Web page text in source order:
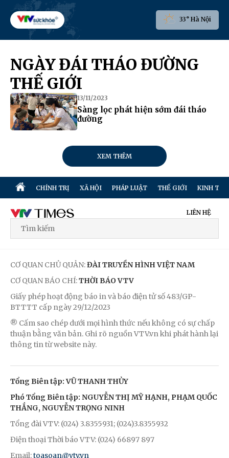
33° Hà Nội
NGÀY ĐÁI THÁO ĐƯỜNG
THẾ GIỚI
13/11/2023
Sàng lọc phát hiện sớm đái tháo
đường
XEM THÊM
CHÍNH TRỊ XÃ HỘI PHÁP LUẬT THẾ GIỚI KINH TẾ
LIÊN HỆ
CƠ QUAN CHỦ QUẢN:ĐÀI TRUYỀN HÌNH VIỆT NAM
CƠ QUAN BÁO CHÍ:THỜI BÁO VTV
Giấy phép hoạt động báo in và báo điện tử số 483/GP-
BTTTT cấp ngày 29/12/2023
® Cấm sao chép dưới mọi hình thức nếu không có sự chấp
thuận bằng văn bản. Ghi rõ nguồn VTV.vn khi phát hành lại
thông tin từ website này.
Tổng Biên tập: VŨ THANH THỦY
Phó Tổng Biên tập: NGUYỄN THỊ MỸ HẠNH, PHẠM QUỐC
THẮNG, NGUYỄN TRỌNG NINH
Tổng đài VTV: (024) 3.8355931; (024)3.8355932
Điện thoại Thời báo VTV: (024) 66897 897
Email:toasoan@vtv.vn